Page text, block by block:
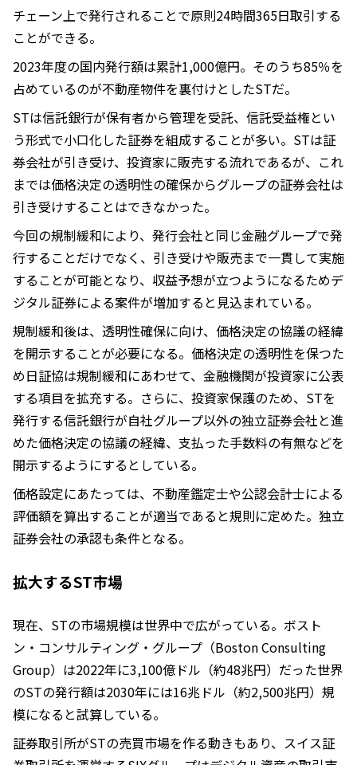
チェーン上で発行されることで原則24時間365日取引する
ことができる。
2023年度の国内発行額は累計1,000億円。そのうち85％を
占めているのが不動産物件を裏付けとしたSTだ。
STは信託銀行が保有者から管理を受託、信託受益権とい
う形式で小口化した証券を組成することが多い。STは証
券会社が引き受け、投資家に販売する流れであるが、これ
までは価格決定の透明性の確保からグループの証券会社は
引き受けすることはできなかった。
今回の規制緩和により、発行会社と同じ金融グループで発
行することだけでなく、引き受けや販売まで一貫して実施
することが可能となり、収益予想が立つようになるためデ
ジタル証券による案件が増加すると見込まれている。
規制緩和後は、透明性確保に向け、価格決定の協議の経緯
を開示することが必要になる。価格決定の透明性を保つた
め日証協は規制緩和にあわせて、金融機関が投資家に公表
する項目を拡充する。さらに、投資家保護のため、STを
発行する信託銀行が自社グループ以外の独立証券会社と進
めた価格決定の協議の経緯、支払った手数料の有無などを
開示するようにするとしている。
価格設定にあたっては、不動産鑑定士や公認会計士による
評価額を算出することが適当であると規則に定めた。独立
証券会社の承認も条件となる。
拡大するST市場
現在、STの市場規模は世界中で広がっている。ボスト
ン・コンサルティング・グループ（Boston Consulting
Group）は2022年に3,100億ドル（約48兆円）だった世界
のSTの発行額は2030年には16兆ドル（約2,500兆円）規
模になると試算している。
証券取引所がSTの売買市場を作る動きもあり、スイス証